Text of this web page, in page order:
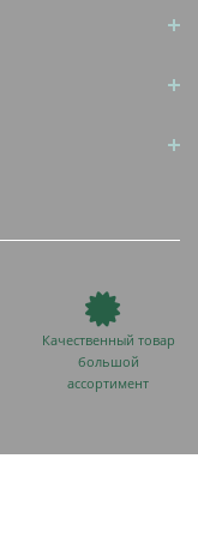
Качественный товар
большой
ассортимент